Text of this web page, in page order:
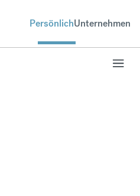
PersönlichUnternehmen